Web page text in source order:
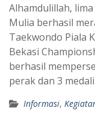
Alhamdulillah,
Mulia berhasil
Taekwondo Piala
Bekasi
berhasil
perak dan 3
Informasi,